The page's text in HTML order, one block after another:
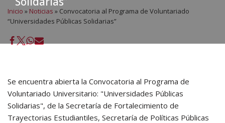
Inicio » Noticias » Convocatoria al Programa de Voluntariado
“Universidades Públicas Solidarias”
Se encuentra abierta la Convocatoria al Programa de
Voluntariado Universitario: "Universidades Públicas
Solidarias", de la Secretaría de Fortalecimiento de
Trayectorias Estudiantiles, Secretaría de Políticas Públicas